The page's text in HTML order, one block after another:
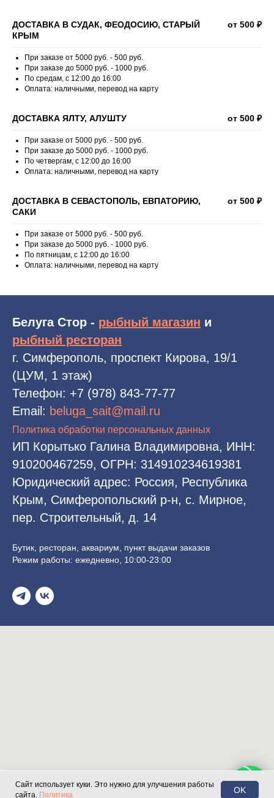
ДОСТАВКА В СУДАК, ФЕОДОСИЮ, СТАРЫЙ
КРЫМ
от 500 ₽
При заказе от 5000 руб. - 500 руб.
При заказе до 5000 руб. - 1000 руб.
По средам, с 12:00 до 16:00
Оплата: наличными, перевод на карту
ДОСТАВКА ЯЛТУ, АЛУШТУ от 500 ₽
При заказе от 5000 руб. - 500 руб.
При заказе до 5000 руб. - 1000 руб.
По четвергам, с 12:00 до 16:00
Оплата: наличными, перевод на карту
ДОСТАВКА В СЕВАСТОПОЛЬ, ЕВПАТОРИЮ,
САКИ
от 500 ₽
При заказе от 5000 руб. - 500 руб.
При заказе до 5000 руб. - 1000 руб.
По пятницам, с 12:00 до 16:00
Оплата: наличными, перевод на карту
Белуга Стор - рыбный магазин и
рыбный ресторан
г. Симферополь, проспект Кирова, 19/1
(ЦУМ, 1 этаж)
Телефон: +7 (978) 843-77-77
Email: beluga_sait@mail.ru
Политика обработки персональных данных
ИП Корытько Галина Владимировна, ИНН:
910200467259, ОГРН: 314910234619381
Юридический адрес: Россия, Республика
Крым, Симферопольский р-н, с. Мирное,
пер. Строительный, д. 14
Бутик, ресторан, аквариум, пункт выдачи заказов
Режим работы: ежедневно, 10:00-23:00
Сайт использует куки. Это нужно для улучшения работы
сайта. Политика
OK